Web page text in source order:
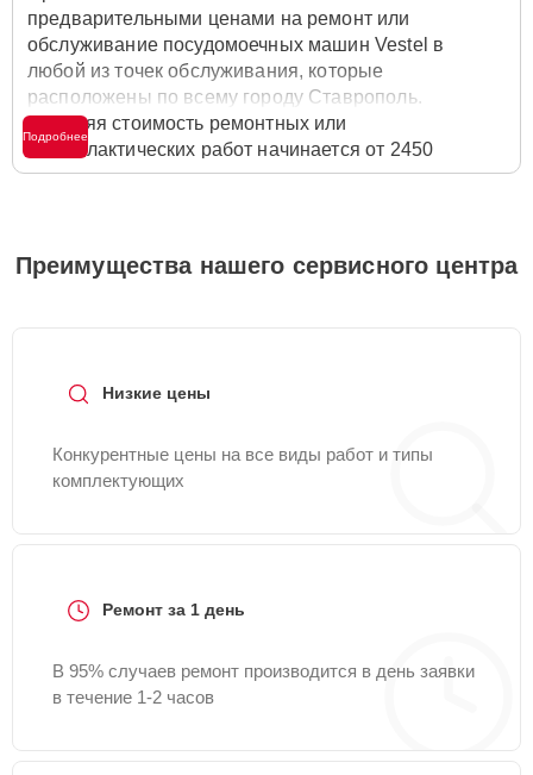
предварительными ценами на ремонт или
обслуживание посудомоечных машин Vestel в
любой из точек обслуживания, которые
расположены по всему городу Ставрополь.
Средняя стоимость ремонтных или
профилактических работ начинается от 2450
рублей, однако цены на разные виды
материалов необходимо уточнять со специалистом
службы заботы о клиентах. Для расчета итоговой
сайте Vestel-Servis.
Подробнее
Преимущества нашего сервисного центра
Низкие цены
Конкурентные цены на все виды работ и типы
комплектующих
Ремонт за 1 день
В 95% случаев ремонт производится в день заявки
в течение 1-2 часов